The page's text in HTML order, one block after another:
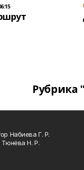
Набиева Г. Р.
Тюнёва Н. Р.